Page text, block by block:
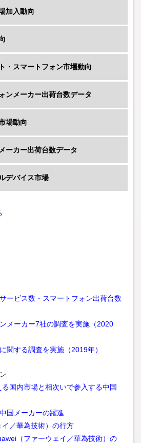
）
加入動向
・スマートフォン市場動向
ンメーカー出荷台数データ
台数実績/予測
別出荷台数実績/予測
帯別出荷台数実績/予測
スプレイサイズ別出荷台数実績/予測
別出荷台数実績/予測
出荷台数実績/予測（スマートフォン
市場別 出荷台数実績/予測
場動向
ーカー出荷台数データ
デバイス市場
ービス数・スマートフォン出荷台数
メーカー7社の調査を実施（2020
関する調査を実施（2019年）
国内市場と相次いで参入する中国
国メーカーの躍進
／華為技術）の行方
（ファーウェイ／華為技術）の